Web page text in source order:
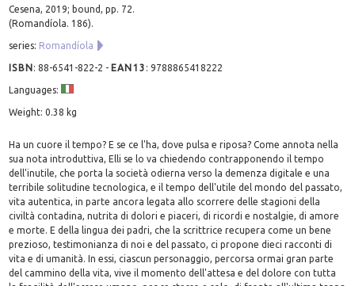
Cesena, 2019; bound, pp. 72.
(Romandíola. 186).
series: Romandíola
ISBN:88-6541-822-2 - EAN13 :9788865418222
Languages:
Weight: 0.38 kg
Ha un cuore il tempo? E se ce l'ha, dove pulsa e riposa? Come annota nella
sua nota introduttiva, Elli se lo va chiedendo contrapponendo il tempo
dell'inutile, che porta la società odierna verso la demenza digitale e una
terribile solitudine tecnologica, e il tempo dell'utile del mondo del passato,
vita autentica, in parte ancora legata allo scorrere delle stagioni della
civiltà contadina, nutrita di dolori e piaceri, di ricordi e nostalgie, di amore
e morte. E della lingua dei padri, che la scrittrice recupera come un bene
prezioso, testimonianza di noi e del passato, ci propone dieci racconti di
vita e di umanità. In essi, ciascun personaggio, percorsa ormai gran parte
del cammino della vita, vive il momento dell'attesa e del dolore con tutta